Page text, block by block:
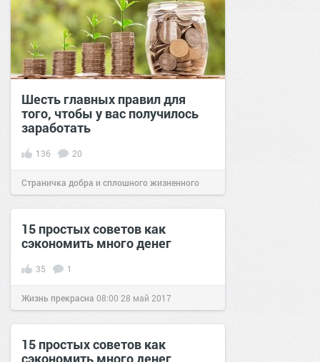
Шесть главных правил для
того, чтобы у вас получилось
заработать
136 20
Страничка добра и сплошного жизненного
позитива! 13:27 23 дек 2020
15 простых советов как
сэкономить много денег
35 1
Жизнь прекрасна 08:00 28 май 2017
15 простых советов как
сэкономить много денег